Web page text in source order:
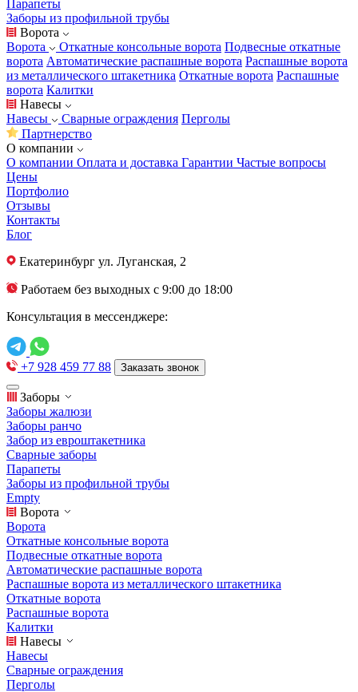
Парапеты
Заборы из профильной трубы
Ворота
Ворота
Откатные консольные ворота Подвесные откатные
ворота Автоматические распашные ворота Распашные ворота
из металлического штакетника Откатные ворота Распашные
ворота Калитки
Навесы
Навесы
Сварные ограждения Перголы
Партнерство
О компании
О компании Оплата и доставка Гарантии Частые вопросы
Цены
Портфолио
Отзывы
Контакты
Блог
Екатеринбург ул. Луганская, 2
Работаем без выходных с 9:00 до 18:00
Консультация в мессенджере:
+7 928 459 77 88 Заказать звонок
Заборы
Заборы жалюзи
Заборы ранчо
Забор из евроштакетника
Сварные заборы
Парапеты
Заборы из профильной трубы
Empty
Ворота
Ворота
Откатные консольные ворота
Подвесные откатные ворота
Автоматические распашные ворота
Распашные ворота из металлического штакетника
Откатные ворота
Распашные ворота
Калитки
Навесы
Навесы
Сварные ограждения
Перголы